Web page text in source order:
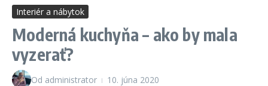
Interiér a nábytok
Moderná kuchyňa – ako by mala
vyzerať?
Od administrator 10. júna 2020